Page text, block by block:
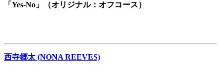
「Yes-No」（オリジナル：オフコース）
西寺郷太 (NONA REEVES)